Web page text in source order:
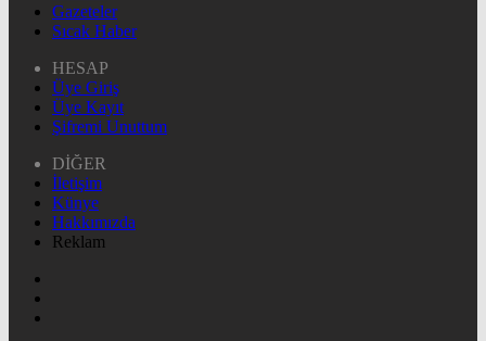
Gazeteler
Sıcak Haber
HESAP
Üye Giriş
Üye Kayıt
Şifremi Unuttum
DİĞER
İletişim
Künye
Hakkımızda
Reklam